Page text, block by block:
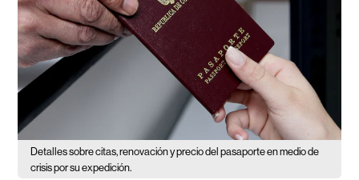
Detalles sobre citas, renovación y precio del pasaporte en medio de
crisis por su expedición.